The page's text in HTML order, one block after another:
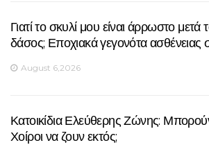
Γιατί το σκυλί μου είναι άρρωστο
δάσος; Εποχιακά γεγονότα ασθένειας
August 6,2026
Κατοικίδια Ελεύθερης Ζώνης:
Χοίροι να ζουν εκτός;